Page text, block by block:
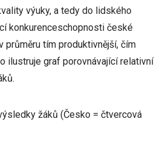
výuky, a tedy do lidského
konkurenceschopnosti české
průměru tím produktivnější, čím
ilustruje graf porovnávající relativní
žáků (Česko = čtvercová